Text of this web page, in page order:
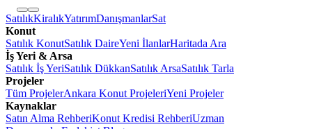
SatılıkKiralıkYatırımDanışmanlarSat
Konut
Satılık KonutSatılık DaireYeni İlanlarHaritada Ara
İş Yeri & Arsa
Satılık İş YeriSatılık DükkanSatılık ArsaSatılık Tarla
Projeler
Tüm ProjelerAnkara Konut ProjeleriYeni Projeler
Kaynaklar
Satın Alma RehberiKonut Kredisi RehberiUzman